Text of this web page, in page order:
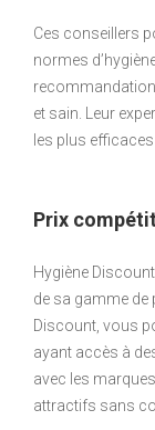
Ces conseillers
normes
et sain. Leur
les plus
Prix
Hygiène
de sa gamme de
Discount, vous
ayant accès à
avec les
attractifs sans